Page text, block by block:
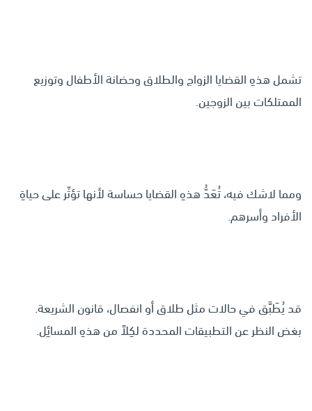
تشمل هذهِ القضايا الزواج والطلاق وحضانة الأطفال وتوزيع
الممتلكات بين الزوجين.
ومما لاشك فيه، تُعَدُّ هذهِ القضايا حساسة لأنها تؤثّر على حياةِ
الأفراد وأسرهم.
قد يُطَبَّق في حالات مثل طلاق أو انفصال، قانون الشريعة.
بغض النظر عن التطبيقات المحددة لكِلاً من هذهِ المسائِل.